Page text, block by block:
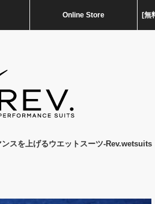
Online Store [無
スを上げるウエットスーツ-Rev.wetsuits